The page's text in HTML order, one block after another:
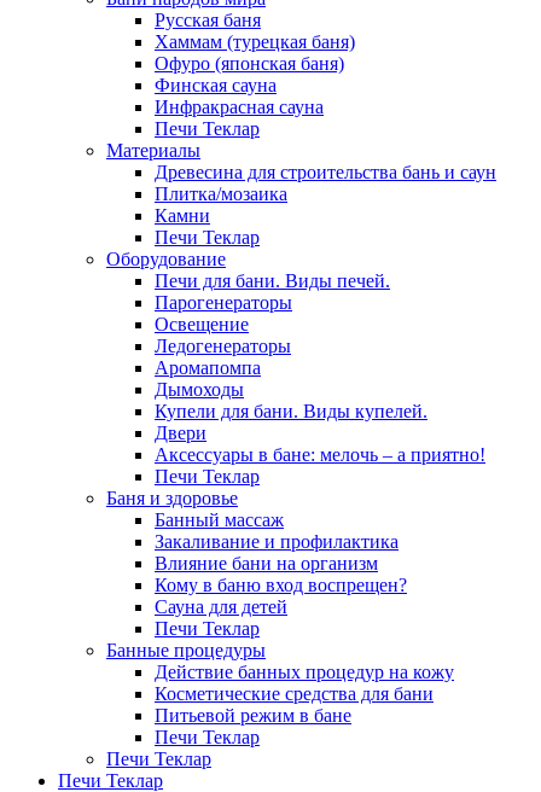
Русская баня
Хаммам (турецкая баня)
Офуро (японская баня)
Финская сауна
Инфракрасная сауна
Печи Теклар
Материалы
Древесина для строительства бань и саун
Плитка/мозаика
Камни
Печи Теклар
Оборудование
Печи для бани. Виды печей.
Парогенераторы
Освещение
Ледогенераторы
Аромапомпа
Дымоходы
Купели для бани. Виды купелей.
Двери
Аксессуары в бане: мелочь – а приятно!
Печи Теклар
Баня и здоровье
Банный массаж
Закаливание и профилактика
Влияние бани на организм
Кому в баню вход воспрещен?
Сауна для детей
Печи Теклар
Банные процедуры
Действие банных процедур на кожу
Косметические средства для бани
Питьевой режим в бане
Печи Теклар
Печи Теклар
Печи Теклар